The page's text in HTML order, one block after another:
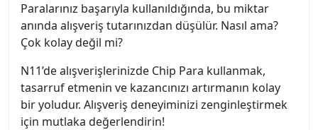
Paralarınız başarıyla kullanıldığında, bu miktar
anında alışveriş tutarınızdan düşülür. Nasıl ama?
Çok kolay değil mi?
N11’de alışverişlerinizde Chip Para kullanmak,
tasarruf etmenin ve kazancınızı artırmanın kolay
bir yoludur. Alışveriş deneyiminizi zenginleştirmek
için mutlaka değerlendirin!